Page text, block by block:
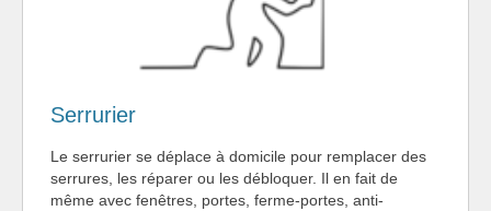
Serrurier
Le serrurier se déplace à domicile pour remplacer des
serrures, les réparer ou les débloquer. Il en fait de
même avec fenêtres, portes, ferme-portes, anti-